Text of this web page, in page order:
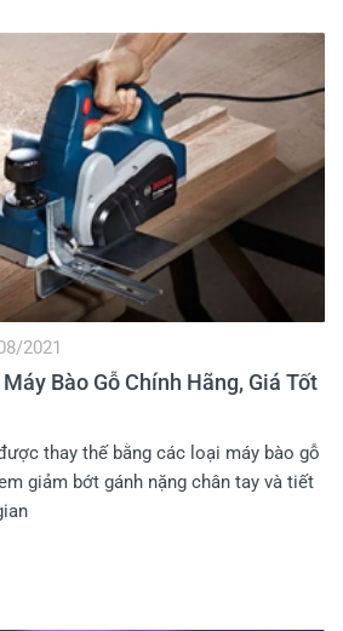
Bào Gỗ Chính Hãng, Giá Tốt
2021
thay thế bằng các loại máy bào gỗ
giảm bớt gánh nặng chân tay và tiết